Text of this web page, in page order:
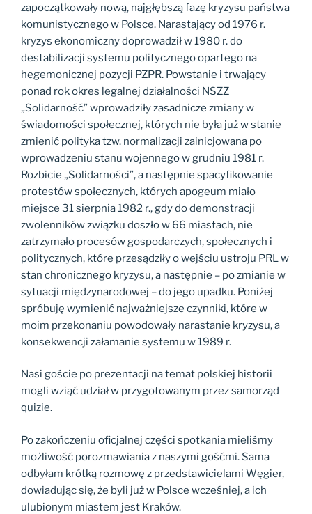
zapoczątkowały nową, najgłębszą fazę kryzysu państwa
komunistycznego w Polsce. Narastający od 1976 r.
kryzys ekonomiczny doprowadził w 1980 r. do
destabilizacji systemu politycznego opartego na
hegemonicznej pozycji PZPR. Powstanie i trwający
ponad rok okres legalnej działalności NSZZ
„Solidarność” wprowadziły zasadnicze zmiany w
świadomości społecznej, których nie była już w stanie
zmienić polityka tzw. normalizacji zainicjowana po
wprowadzeniu stanu wojennego w grudniu 1981 r.
Rozbicie „Solidarności”, a następnie spacyfikowanie
protestów społecznych, których apogeum miało
miejsce 31 sierpnia 1982 r., gdy do demonstracji
zwolenników związku doszło w 66 miastach, nie
zatrzymało procesów gospodarczych, społecznych i
politycznych, które przesądziły o wejściu ustroju PRL w
stan chronicznego kryzysu, a następnie – po zmianie w
sytuacji międzynarodowej – do jego upadku. Poniżej
spróbuję wymienić najważniejsze czynniki, które w
moim przekonaniu powodowały narastanie kryzysu, a
konsekwencji załamanie systemu w 1989 r.
Nasi goście po prezentacji na temat polskiej historii
mogli wziąć udział w przygotowanym przez samorząd
quizie.
Po zakończeniu oficjalnej części spotkania mieliśmy
możliwość porozmawiania z naszymi gośćmi. Sama
odbyłam krótką rozmowę z przedstawicielami Węgier,
dowiadując się, że byli już w Polsce wcześniej, a ich
ulubionym miastem jest Kraków.